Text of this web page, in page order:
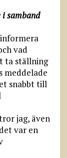
samband
vad
ta ställning
meddelade
snabbt till
jag, även
var en